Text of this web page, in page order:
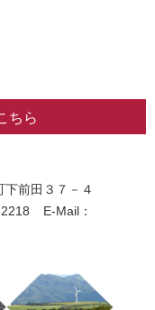
ちら
前田３７－４
E-Mail：